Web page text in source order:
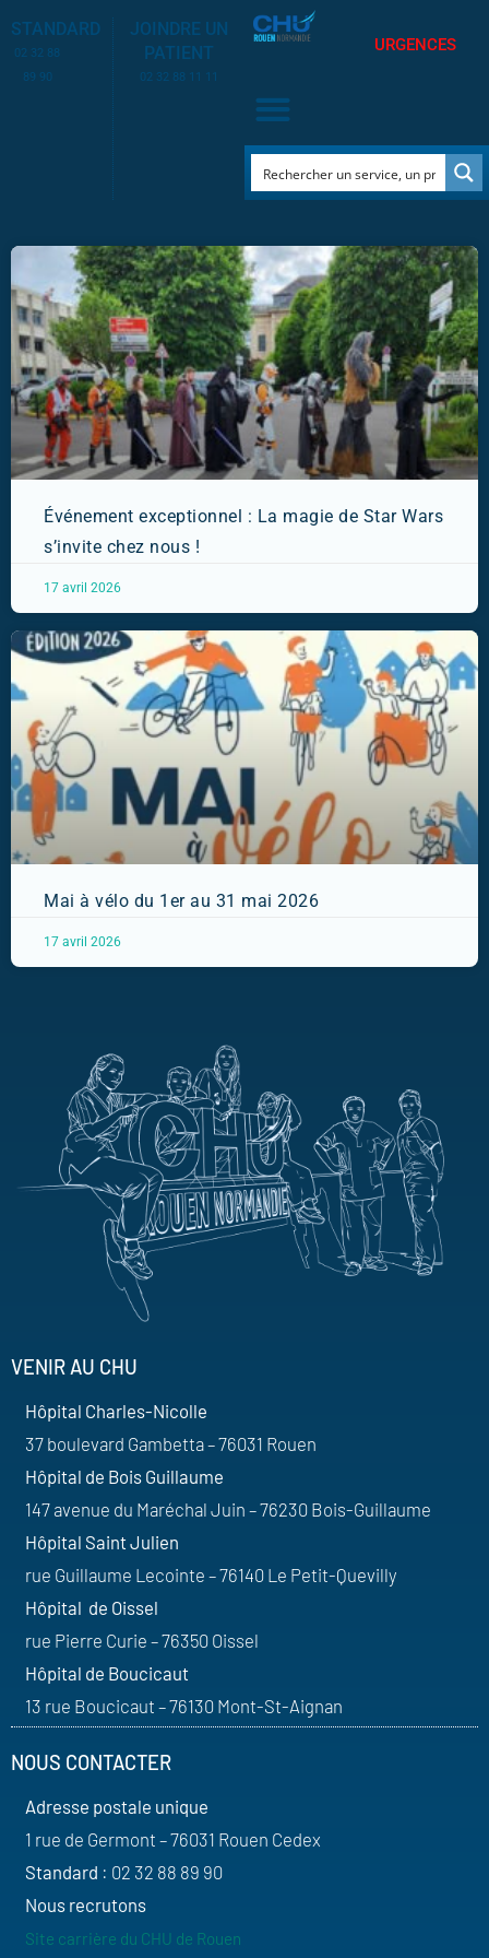
STANDARD
02 32 88
89 90
JOINDRE UN
PATIENT
02 32 88 11 11
URGENCES
Événement exceptionnel : La magie de Star Wars
s’invite chez nous !
17 avril 2026
Mai à vélo du 1er au 31 mai 2026
17 avril 2026
VENIR AU CHU
Hôpital Charles-Nicolle
37 boulevard Gambetta – 76031 Rouen
Hôpital de Bois Guillaume
147 avenue du Maréchal Juin – 76230 Bois-Guillaume
Hôpital Saint Julien
rue Guillaume Lecointe – 76140 Le Petit-Quevilly
Hôpital de Oissel
rue Pierre Curie – 76350 Oissel
Hôpital de Boucicaut
13 rue Boucicaut – 76130 Mont-St-Aignan
NOUS CONTACTER
Adresse postale unique
1 rue de Germont – 76031 Rouen Cedex
Standard : 02 32 88 89 90
Nous recrutons
Site carrière du CHU de Rouen